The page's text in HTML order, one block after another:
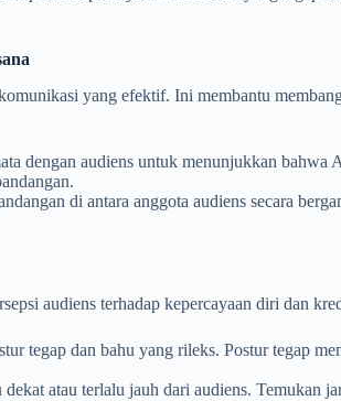
yang efektif. Ini membantu
dengan audiens untuk menunjukkan bahwa
di antara anggota audiens secara
audiens terhadap kepercayaan diri dan
tegap dan bahu yang rileks. Postur tegap
atau terlalu jauh dari audiens. Temukan